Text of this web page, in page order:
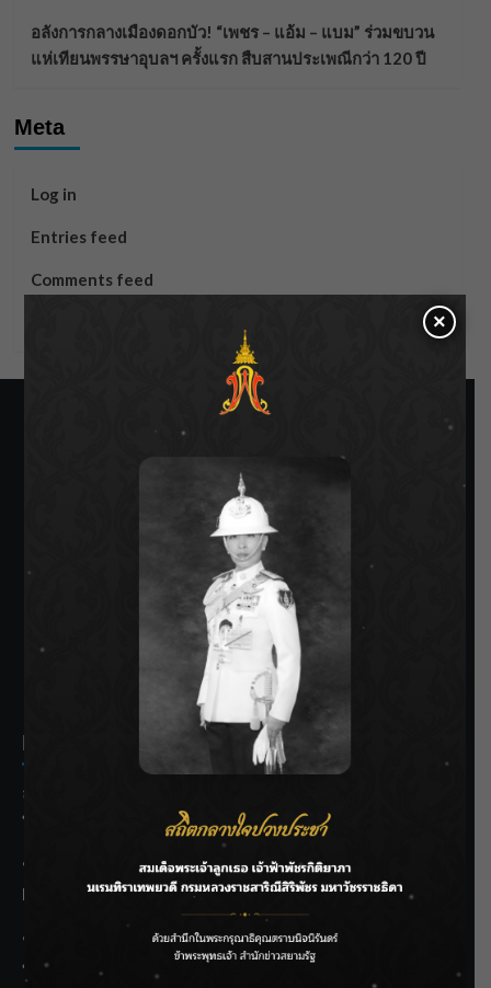
อลังการกลางเมืองดอกบัว! “เพชร – แอ้ม – แบม” ร่วมขบวน
แห่เทียนพรรษาอุบลฯ ครั้งแรก สืบสานประเพณีกว่า 120 ปี
Meta
Log in
Entries feed
Comments feed
SIAMRATH VARIETY
THE BEST ENTERTAINMENT
Recent Posts
ลุยไม่หยุด!! กรมชลฯ เร่งเคลียร์ผักตบชวา-ติดตั้งเครื่องสูบน้ำ
ทั่วไทย
“BILLKIN” สร้างความภาคภูมิใจ คว้ารางวัลใหญ่ Weibo
Malaysia พร้อมโชว์สุดประทับใจ
“สุริยะ” สั่งกรมชลฯ เฝ้าระวังน้ำ 24 ชม. รับมือฝนสิงหาคม
บริหารเชิงรุกลดเสี่ยงน้ำท่วม
×